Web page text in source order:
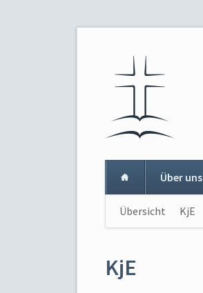
Über uns
Navigation
Übersicht KjE
KjE